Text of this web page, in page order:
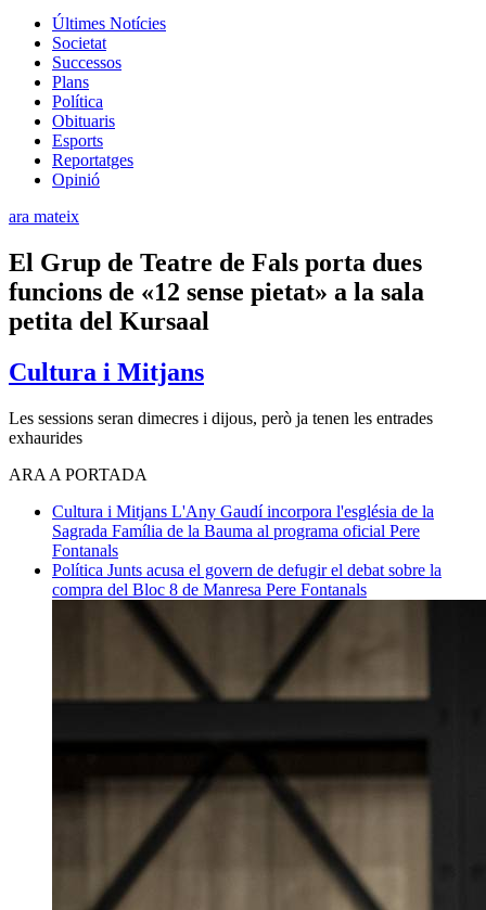
Últimes Notícies
Societat
Successos
Plans
Política
Obituaris
Esports
Reportatges
Opinió
ara mateix
El Grup de Teatre de Fals porta dues
funcions de «12 sense pietat» a la sala
petita del Kursaal
Cultura i Mitjans
Les sessions seran dimecres i dijous, però ja tenen les entrades
exhaurides
ARA A PORTADA
Cultura i Mitjans L'Any Gaudí incorpora l'església de la
Sagrada Família de la Bauma al programa oficial Pere
Fontanals
Política Junts acusa el govern de defugir el debat sobre la
compra del Bloc 8 de Manresa Pere Fontanals